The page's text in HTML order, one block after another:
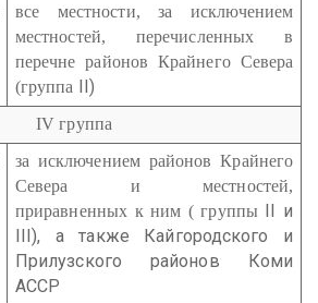
все местности, за исключением
местностей, перечисленных в
перечне районов Крайнего Севера
(группа II)
IV группа
за исключением районов Крайнего
Севера и местностей,
приравненных к ним ( группы II и
III), а также Кайгородского и
Прилузского районов Коми
АССР